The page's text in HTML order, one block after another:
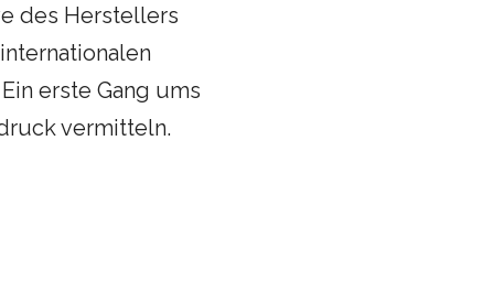
des Herstellers
erste Gang ums
vermitteln.